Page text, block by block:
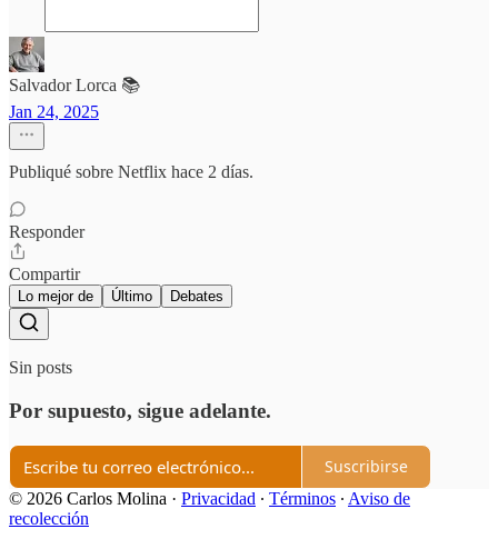
Salvador Lorca 📚
Jan 24, 2025
Publiqué sobre Netflix hace 2 días.
Responder
Compartir
Lo mejor de Último Debates
Sin posts
Por supuesto, sigue adelante.
Suscribirse
© 2026 Carlos Molina · Privacidad ∙ Términos ∙ Aviso de
recolección